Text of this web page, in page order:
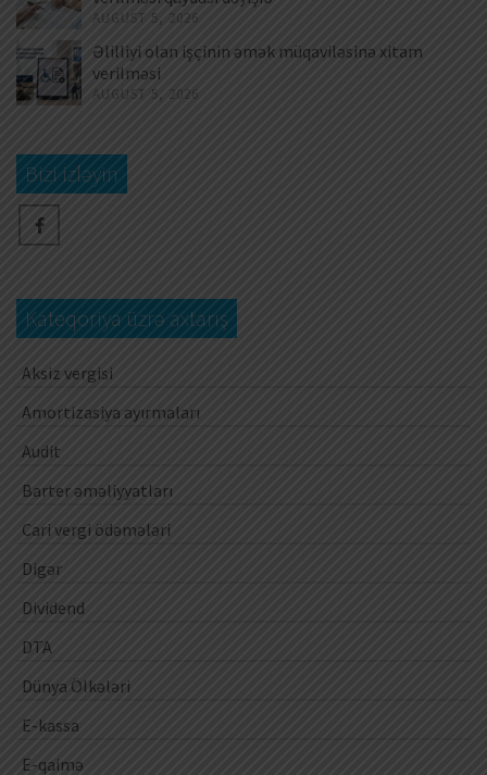
AUGUST 5, 2026
Əlilliyi olan işçinin əmək müqaviləsinə xitam
verilməsi
AUGUST 5, 2026
Bizi izləyin
Kateqoriya üzrə axtarış
Aksiz vergisi
Amortizasiya ayırmaları
Audit
Barter əməliyyatları
Cari vergi ödəmələri
Digər
Dividend
DTA
Dünya Ölkələri
E-kassa
E-qaimə